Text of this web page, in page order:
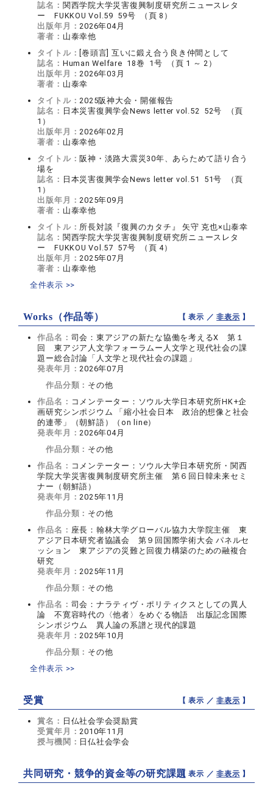
誌名： 関西学院大学災害復興制度研究所ニュースレタ
ー FUKKOU Vol.59 59号 （頁 8）
出版年月：2026年04月
著者： 山泰幸他
タイトル： [巻頭言] 互いに鍛え合う良き仲間として
誌名： Human Welfare 18巻 1号 （頁 1 ～ 2）
出版年月：2026年03月
著者： 山泰幸
タイトル：2025阪神大会・開催報告
誌名： 日本災害復興学会News letter vol.52 52号 （頁
1）
出版年月：2026年02月
著者： 山泰幸他
タイトル： 阪神・淡路大震災30年、あらためて語り合う
場を
誌名： 日本災害復興学会News letter vol.51 51号 （頁
1）
出版年月：2025年09月
著者： 山泰幸他
タイトル： 所長対談『復興のカタチ』 矢守 克也×山泰幸
誌名： 関西学院大学災害復興制度研究所ニュースレタ
ー FUKKOU Vol.57 57号 （頁 4）
出版年月：2025年07月
著者： 山泰幸他
全件表示 >>
Works（作品等） 【 表示 ／非表示 】
作品名： 司会：東アジアの新たな協働を考えるX 第１
回 東アジア人文学フォーラムー人文学と現代社会の課
題ー総合討論「人文学と現代社会の課題」
発表年月：2026年07月
作品分類： その他
作品名： コメンテーター：ソウル大学日本研究所HK+企
画研究シンポジウム 「縮小社会日本 政治的想像と社会
的連帯」（朝鮮語）（on line）
発表年月：2026年04月
作品分類： その他
作品名： コメンテーター：ソウル大学日本研究所・関西
学院大学災害復興制度研究所主催 第６回日韓未来セミ
ナー（朝鮮語）
発表年月：2025年11月
作品分類： その他
作品名： 座長：翰林大学グローバル協力大学院主催 東
アジア日本研究者協議会 第９回国際学術大会 パネルセ
ッション 東アジアの災難と回復力構築のための融複合
研究
発表年月：2025年11月
作品分類： その他
作品名： 司会：ナラティヴ・ポリティクスとしての異人
論 不寛容時代の〈他者〉をめぐる物語 出版記念国際
シンポジウム 異人論の系譜と現代的課題
発表年月：2025年10月
作品分類： その他
全件表示 >>
受賞 【 表示 ／非表示 】
賞名： 日仏社会学会奨励賞
受賞年月：2010年11月
授与機関： 日仏社会学会
共同研究・競争的資金等の研究課題【 表示 ／非表示 】